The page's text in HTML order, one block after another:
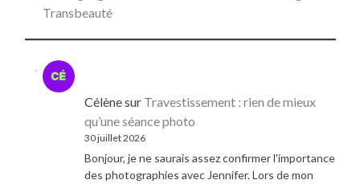
Transbeauté
Célènesur Travestissement : rien de mieux
qu’une séance photo
30 juillet 2026
Bonjour, je ne saurais assez confirmer l'importance
des photographies avec Jennifer. Lors de mon